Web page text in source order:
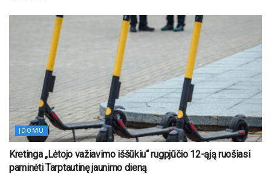
ĮDOMU
Kretinga „Lėtojo važiavimo iššūkiu“ rugpjūčio 12-ąją ruošiasi
paminėti Tarptautinę jaunimo dieną